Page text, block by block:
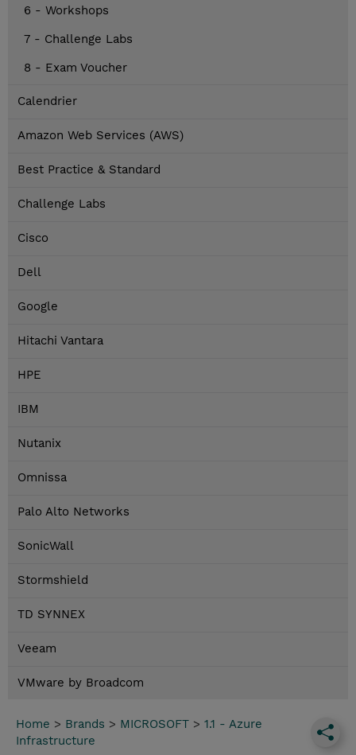
6 - Workshops
7 - Challenge Labs
8 - Exam Voucher
Calendrier
Amazon Web Services (AWS)
Best Practice & Standard
Challenge Labs
Cisco
Dell
Google
Hitachi Vantara
HPE
IBM
Nutanix
Omnissa
Palo Alto Networks
SonicWall
Stormshield
TD SYNNEX
Veeam
VMware by Broadcom
Home > Brands > MICROSOFT > 1.1 - Azure
Infrastructure